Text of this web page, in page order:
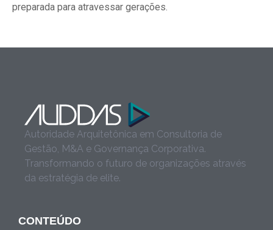
preparada para atravessar gerações.
Autoridade Arquitetônica em Consultoria de
Gestão, M&A e Governança Corporativa.
Transformando o futuro de organizações através
da estratégia de elite.
CONTEÚDO